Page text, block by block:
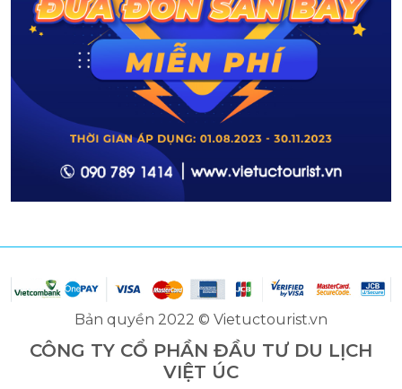
Bản quyền 2022 © Vietuctourist.vn
CÔNG TY CỔ PHẦN ĐẦU TƯ DU LỊCH
VIỆT ÚC